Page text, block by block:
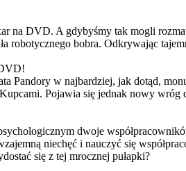
na DVD. A gdybyśmy tak mogli
robotycznego bobra. Odkrywając
Pandory w najbardziej, jak dotąd,
Pojawia się jednak nowy
dwoje
niechęć i nauczyć się
się z tej mrocznej pułapki?